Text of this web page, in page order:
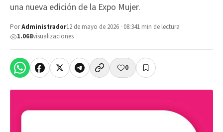
una nueva edición de la Expo Mujer.
PorAdministrador12 de mayo de 2026 · 08:341 min de lectura
1.068visualizaciones
0